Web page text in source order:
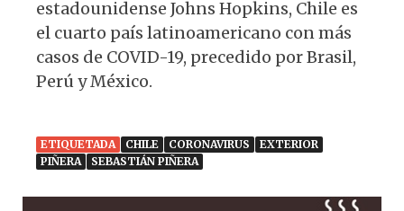
estadounidense Johns Hopkins, Chile es
el cuarto país latinoamericano con más
casos de COVID-19, precedido por Brasil,
Perú y México.
ETIQUETADA CHILE CORONAVIRUS
EXTERIOR
PIÑERA
SEBASTIÁN PIÑERA